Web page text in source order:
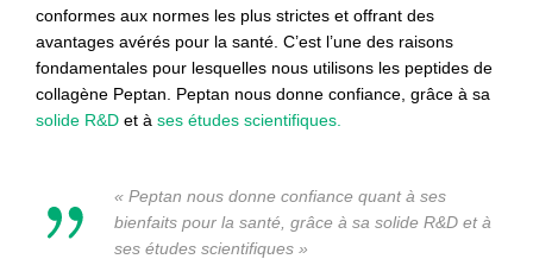
conformes aux normes les plus strictes et offrant des
avantages avérés pour la santé. C’est l’une des raisons
fondamentales pour lesquelles nous utilisons les peptides de
collagène Peptan. Peptan nous donne confiance, grâce à sa
solide R&D et à ses études scientifiques.
« Peptan nous donne confiance quant à ses
bienfaits pour la santé, grâce à sa solide R&D et à
ses études scientifiques »